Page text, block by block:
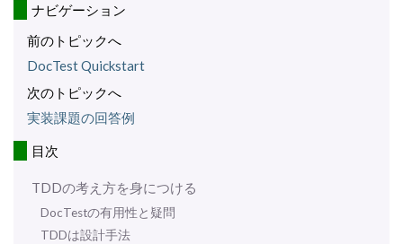
ナビゲーション
前のトピックへ
DocTest Quickstart
次のトピックへ
実装課題の回答例
目次
TDDの考え方を身につける
DocTestの有用性と疑問
TDDは設計手法